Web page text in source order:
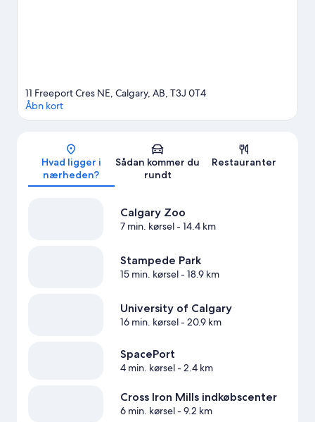
Kort
11 Freeport Cres NE, Calgary, AB, T3J 0T4
Åbn kort
Hvad ligger i
nærheden?
Sådan kommer du
rundt
Restauranter
Calgary Zoo
7 min. kørsel- 14.4 km
Stampede Park
15 min. kørsel- 18.9 km
University of Calgary
16 min. kørsel- 20.9 km
SpacePort
4 min. kørsel- 2.4 km
Cross Iron Mills indkøbscenter
6 min. kørsel- 9.2 km